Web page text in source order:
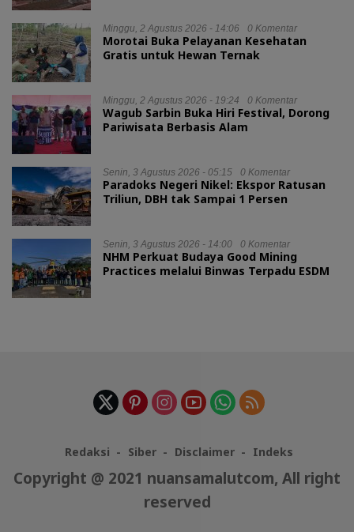
Minggu, 2 Agustus 2026 - 14:06 0 Komentar
Morotai Buka Pelayanan Kesehatan
Gratis untuk Hewan Ternak
Minggu, 2 Agustus 2026 - 19:24 0 Komentar
Wagub Sarbin Buka Hiri Festival, Dorong
Pariwisata Berbasis Alam
Senin, 3 Agustus 2026 - 05:15 0 Komentar
Paradoks Negeri Nikel: Ekspor Ratusan
Triliun, DBH tak Sampai 1 Persen
Senin, 3 Agustus 2026 - 14:00 0 Komentar
NHM Perkuat Budaya Good Mining
Practices melalui Binwas Terpadu ESDM
Redaksi Siber Disclaimer Indeks
Copyright @ 2021 nuansamalutcom, All right
reserved